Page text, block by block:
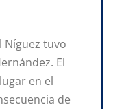
Níguez tuvo
El
en el
de